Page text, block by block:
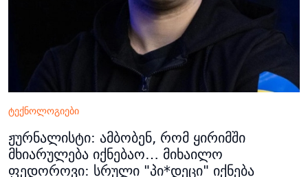
ტექნოლოგიები
ჟურნალისტი: ამბობენ, რომ ყირიმში
მხიარულება იქნებაო… მიხაილო
ფედოროვი: სრული "პი*დეცი" იქნება